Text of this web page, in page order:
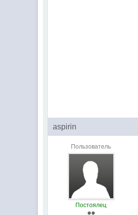
aspirin
Пользователь
Постоялец